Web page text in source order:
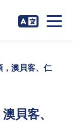
，澳貝客、仁
貝客、